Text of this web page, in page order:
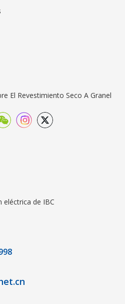
El Revestimiento Seco A Granel
eléctrica de IBC